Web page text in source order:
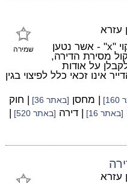
שמירה
עזרא
יש והקבלן טוען כלפי הדייר, כי ליקוי "x" - אשר נטען
מסירת הדירה,
על אודות
אינו זכאי כלל לפיצוי בגין
| מחסן [באתר 36]
| חוק
[באתר 16] | דירה [באתר 520]
|
עזרא